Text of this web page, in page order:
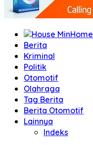
Home
Berita
Kriminal
Politik
Otomotif
Olahraga
Tag Berita
Berita Otomotif
Lainnya
Indeks